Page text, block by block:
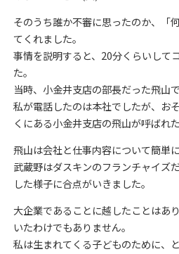
そのうち誰か不審に思ったのか、「
てくれました。
事情を説明すると、20分くらいして
た。
当時、小金井支店の部長だった飛山で
私が電話したのは本社でしたが、お
くにある小金井支店の飛山が呼ばれ
飛山は会社と仕事内容について簡単
武蔵野はダスキンのフランチャイズ
した様子に合点がいきました。
大企業であることに越したことはあ
いたわけでもありません。
私は生まれてくる子どものために、